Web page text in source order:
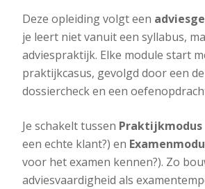
Deze opleiding volgt een
je leert niet vanuit een syllabus,
adviespraktijk. Elke module start
praktijkcasus, gevolgd door een
dossiercheck en een
Je schakelt tussen Praktijkmodus
een echte klant?) en
voor het examen kennen?). Zo
adviesvaardigheid als